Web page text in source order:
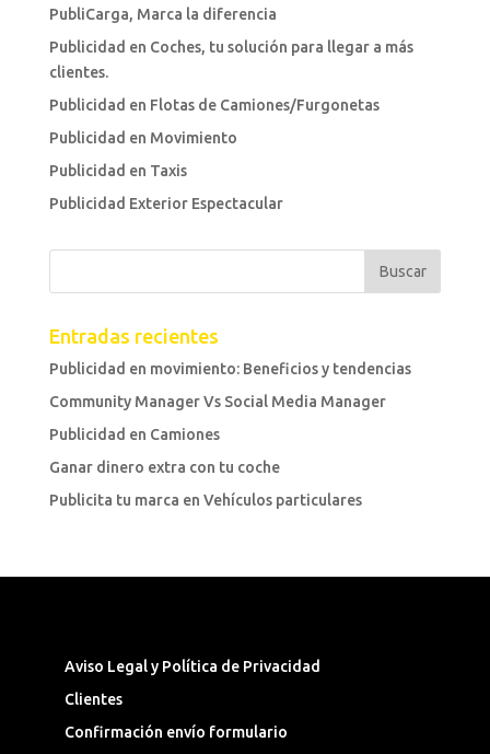
PubliCarga, Marca la diferencia
Publicidad en Coches, tu solución para llegar a más
clientes.
Publicidad en Flotas de Camiones/Furgonetas
Publicidad en Movimiento
Publicidad en Taxis
Publicidad Exterior Espectacular
Entradas recientes
Publicidad en movimiento: Beneficios y tendencias
Community Manager Vs Social Media Manager
Publicidad en Camiones
Ganar dinero extra con tu coche
Publicita tu marca en Vehículos particulares
Aviso Legal y Política de Privacidad
Clientes
Confirmación envío formulario